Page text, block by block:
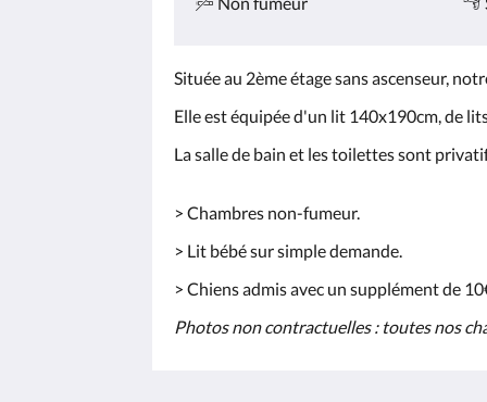
Située au 2ème étage sans ascenseur,
Elle est équipée d'un lit 140x190cm, de
La salle de bain et les toilettes sont
> Chambres non-fumeur.
> Lit bébé sur simple
> Chiens admis avec un supplément de
Photos non contractuelles : toutes nos